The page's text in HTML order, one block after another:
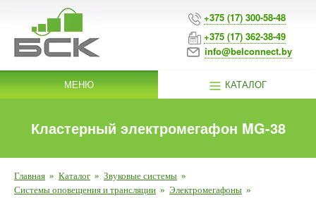
+375 (17) 300-58-48
+375 (17) 362-38-49
info@belconnect.by
МЕНЮ КАТАЛОГ
Кластерный электромегафон MG-38
Главная » Каталог » Звуковые системы »
Системы оповещения и трансляции » Электромегафоны »